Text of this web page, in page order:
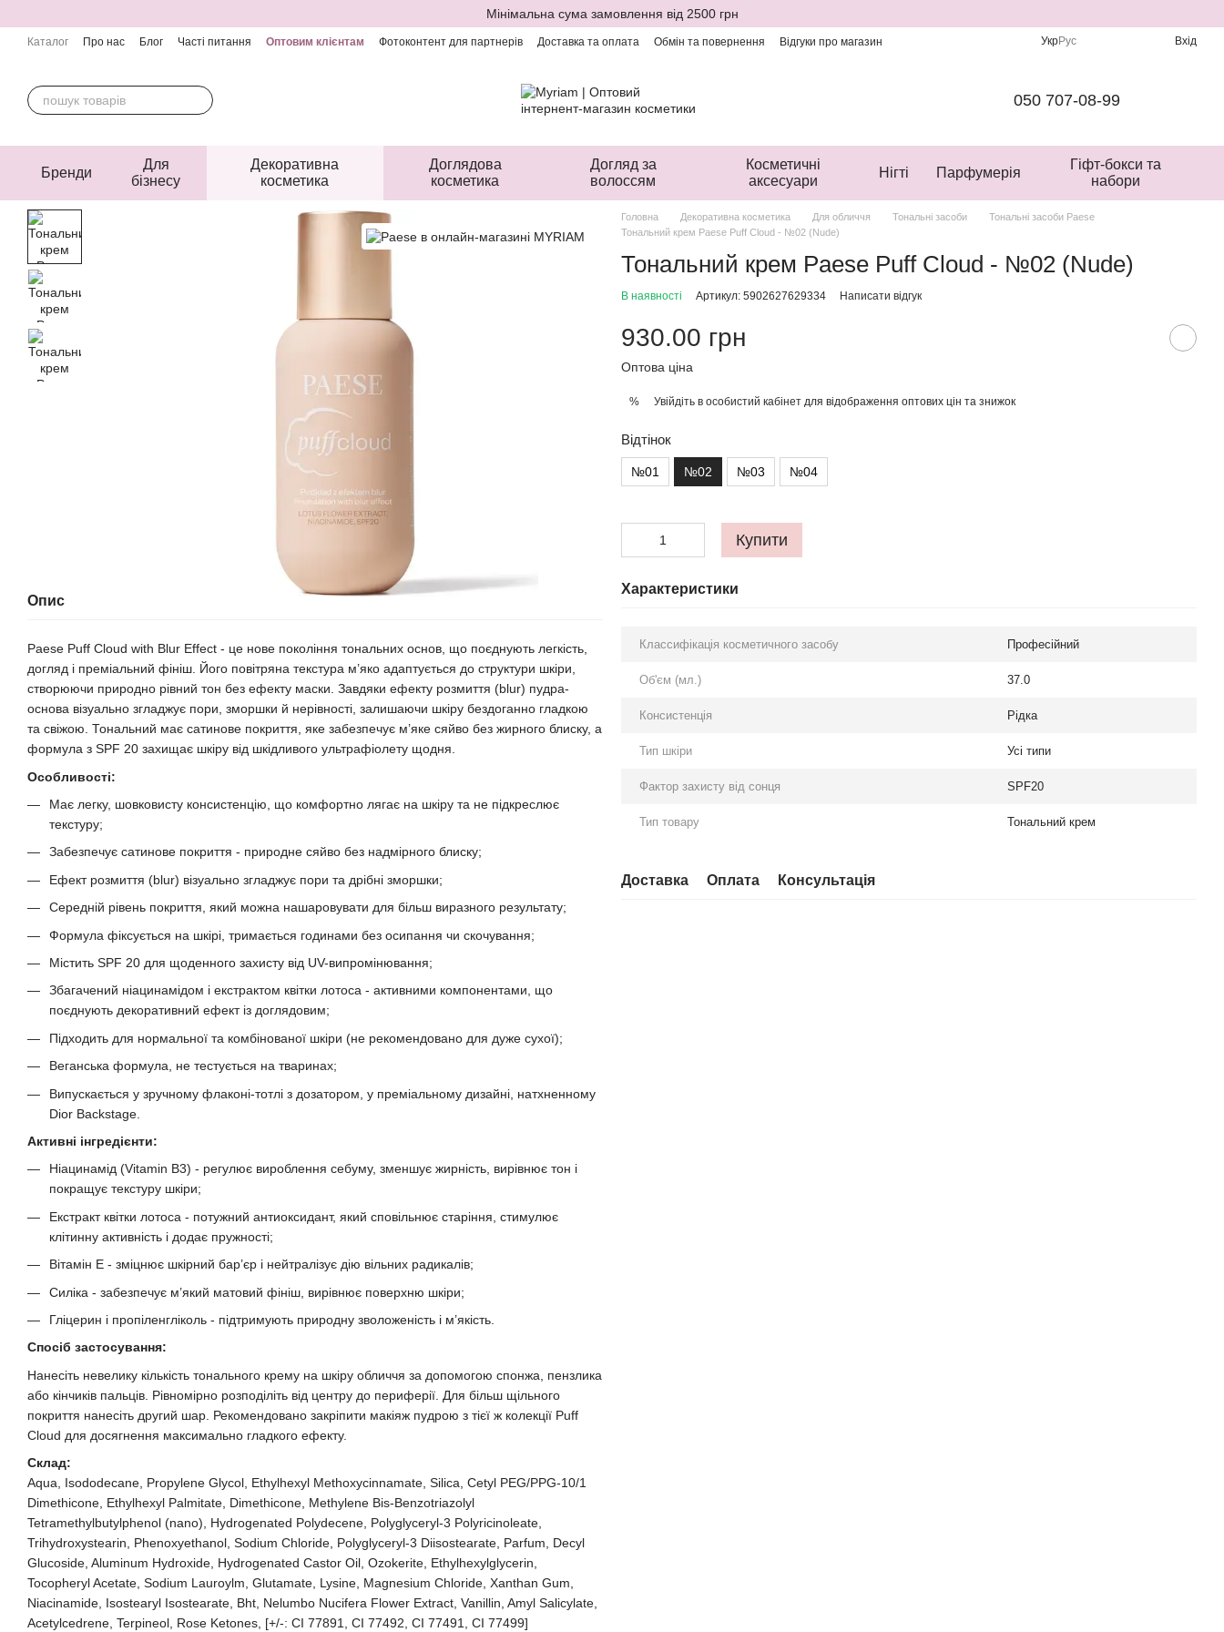
Мінімальна сума замовлення від 2500 грн
Каталог Про нас Блог Часті питання Оптовим клієнтам Фотоконтент для партнерів Доставка та оплата Обмін та повернення
Відгуки про магазин
УкрРус Вхід
050 707-08-99
Бренди
Для
бізнесу
Декоративна
косметика
Доглядова
косметика
Догляд за
волоссям
Косметичні
аксесуари
Нігті Парфумерія
Гіфт-бокси та
набори
Опис
Paese Puff Cloud with Blur Effect - це нове покоління тональних основ, що поєднують легкість,
догляд і преміальний фініш. Його повітряна текстура м’яко адаптується до структури шкіри,
створюючи природно рівний тон без ефекту маски. Завдяки ефекту розмиття (blur) пудра-
основа візуально згладжує пори, зморшки й нерівності, залишаючи шкіру бездоганно гладкою
та свіжою. Тональний має сатинове покриття, яке забезпечує м’яке сяйво без жирного блиску, а
формула з SPF 20 захищає шкіру від шкідливого ультрафіолету щодня.
Особливості:
Має легку, шовковисту консистенцію, що комфортно лягає на шкіру та не підкреслює
текстуру;
Забезпечує сатинове покриття - природне сяйво без надмірного блиску;
Ефект розмиття (blur) візуально згладжує пори та дрібні зморшки;
Середній рівень покриття, який можна нашаровувати для більш виразного результату;
Формула фіксується на шкірі, тримається годинами без осипання чи скочування;
Містить SPF 20 для щоденного захисту від UV-випромінювання;
Збагачений ніацинамідом і екстрактом квітки лотоса - активними компонентами, що
поєднують декоративний ефект із доглядовим;
Підходить для нормальної та комбінованої шкіри (не рекомендовано для дуже сухої);
Веганська формула, не тестується на тваринах;
Випускається у зручному флаконі-тотлі з дозатором, у преміальному дизайні, натхненному
Dior Backstage.
Активні інгредієнти:
Ніацинамід (Vitamin B3) - регулює вироблення себуму, зменшує жирність, вирівнює тон і
покращує текстуру шкіри;
Екстракт квітки лотоса - потужний антиоксидант, який сповільнює старіння, стимулює
клітинну активність і додає пружності;
Вітамін E - зміцнює шкірний бар’єр і нейтралізує дію вільних радикалів;
Силіка - забезпечує м’який матовий фініш, вирівнює поверхню шкіри;
Гліцерин і пропіленгліколь - підтримують природну зволоженість і м’якість.
Спосіб застосування:
Нанесіть невелику кількість тонального крему на шкіру обличчя за допомогою спонжа, пензлика
або кінчиків пальців. Рівномірно розподіліть від центру до периферії. Для більш щільного
покриття нанесіть другий шар. Рекомендовано закріпити макіяж пудрою з тієї ж колекції Puff
Cloud для досягнення максимально гладкого ефекту.
Склад:
Aqua, Isododecane, Propylene Glycol, Ethylhexyl Methoxycinnamate, Silica, Cetyl PEG/PPG-10/1
Dimethicone, Ethylhexyl Palmitate, Dimethicone, Methylene Bis-Benzotriazolyl
Tetramethylbutylphenol (nano), Hydrogenated Polydecene, Polyglyceryl-3 Polyricinoleate,
Trihydroxystearin, Phenoxyethanol, Sodium Chloride, Polyglyceryl-3 Diisostearate, Parfum, Decyl
Glucoside, Aluminum Hydroxide, Hydrogenated Castor Oil, Ozokerite, Ethylhexylglycerin,
Tocopheryl Acetate, Sodium Lauroylm, Glutamate, Lysine, Magnesium Chloride, Xanthan Gum,
Niacinamide, Isostearyl Isostearate, Bht, Nelumbo Nucifera Flower Extract, Vanillin, Amyl Salicylate,
Acetylcedrene, Terpineol, Rose Ketones, [+/-: CI 77891, CI 77492, CI 77491, CI 77499]
Головна Декоративна косметика Для обличчя Тональні засоби
Тональні засоби Paese
Тональний крем Paese Puff Cloud - №02 (Nude)
Тональний крем Paese Puff Cloud - №02 (Nude)
В наявності Артикул: 5902627629334 Написати відгук
930.00 грн
Оптова ціна
% Увійдіть в особистий кабінет для відображення оптових цін та знижок
Відтінок
№01 №02 №03 №04
Купити
Характеристики
Классифікація косметичного засобу Професійний
Об'єм (мл.) 37.0
Консистенція Рідка
Тип шкіри Усі типи
Фактор захисту від сонця SPF20
Тип товару Тональний крем
Доставка Оплата Консультація